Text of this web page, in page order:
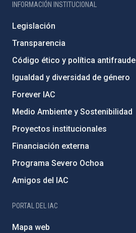
INFORMACIÓN INSTITUCIONAL
Legislación
Transparencia
Código ético y política antifraude
Igualdad y diversidad de género
Forever IAC
Medio Ambiente y Sostenibilidad
Proyectos institucionales
Financiación externa
Programa Severo Ochoa
Amigos del IAC
PORTAL DEL IAC
Mapa web